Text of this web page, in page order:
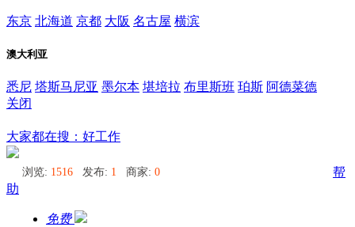
东京 北海道 京都 大阪 名古屋 横滨
澳大利亚
悉尼 塔斯马尼亚 墨尔本 堪培拉 布里斯班 珀斯 阿德菜德
关闭
大家都在搜：好工作
浏览: 1516 发布: 1 商家: 0
帮
助
免费